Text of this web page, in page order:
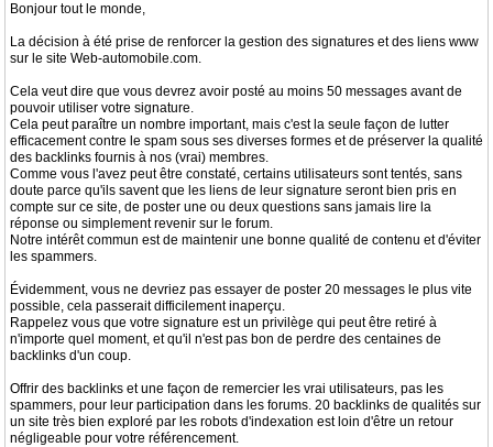
Bonjour tout le monde,
La décision à été prise de renforcer la gestion des signatures et des liens www
sur le site Web-automobile.com.
Cela veut dire que vous devrez avoir posté au moins 50 messages avant de
pouvoir utiliser votre signature.
Cela peut paraître un nombre important, mais c'est la seule façon de lutter
efficacement contre le spam sous ses diverses formes et de préserver la qualité
des backlinks fournis à nos (vrai) membres.
Comme vous l'avez peut être constaté, certains utilisateurs sont tentés, sans
doute parce qu'ils savent que les liens de leur signature seront bien pris en
compte sur ce site, de poster une ou deux questions sans jamais lire la
réponse ou simplement revenir sur le forum.
Notre intérêt commun est de maintenir une bonne qualité de contenu et d'éviter
les spammers.
Évidemment, vous ne devriez pas essayer de poster 20 messages le plus vite
possible, cela passerait difficilement inaperçu.
Rappelez vous que votre signature est un privilège qui peut être retiré à
n'importe quel moment, et qu'il n'est pas bon de perdre des centaines de
backlinks d'un coup.
Offrir des backlinks et une façon de remercier les vrai utilisateurs, pas les
spammers, pour leur participation dans les forums. 20 backlinks de qualités sur
un site très bien exploré par les robots d'indexation est loin d'être un retour
négligeable pour votre référencement.